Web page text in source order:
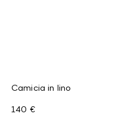
Camicia in lino
140 €